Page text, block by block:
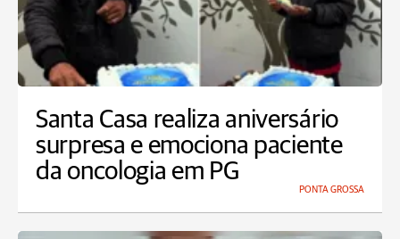
Santa Casa realiza aniversário
surpresa e emociona paciente
da oncologia em PG
PONTA GROSSA